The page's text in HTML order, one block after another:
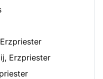
Erzpriester